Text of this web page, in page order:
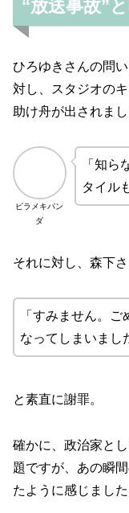
“放送事故”
ひろゆきさんの問
対し、スタジオの
助け舟が出されまし
ピラメキパン
ダ
「知ら
タイル
それに対し、森下
「すみません。
なってしまいまし
と素直に謝罪。
確かに、政治家と
題ですが、あの瞬
たように感じました